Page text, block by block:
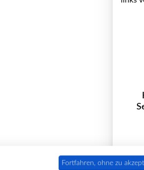
Fortfahren, ohne zu